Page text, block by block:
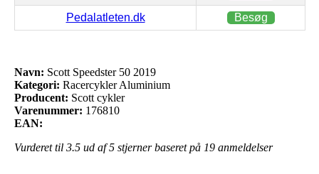
Pedalatleten.dk Besøg
Navn: Scott Speedster 50 2019
Kategori: Racercykler Aluminium
Producent: Scott cykler
Varenummer: 176810
EAN:
Vurderet til 3.5 ud af 5 stjerner baseret på 19 anmeldelser